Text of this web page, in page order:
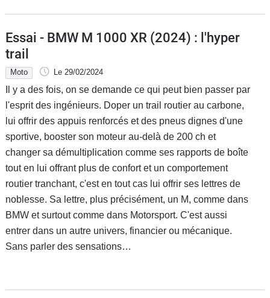
Essai - BMW M 1000 XR (2024) : l'hyper
trail
Moto Le 29/02/2024
Il y a des fois, on se demande ce qui peut bien passer par
l'esprit des ingénieurs. Doper un trail routier au carbone,
lui offrir des appuis renforcés et des pneus dignes d'une
sportive, booster son moteur au-delà de 200 ch et
changer sa démultiplication comme ses rapports de boîte
tout en lui offrant plus de confort et un comportement
routier tranchant, c'est en tout cas lui offrir ses lettres de
noblesse. Sa lettre, plus précisément, un M, comme dans
BMW et surtout comme dans Motorsport. C'est aussi
entrer dans un autre univers, financier ou mécanique.
Sans parler des sensations…